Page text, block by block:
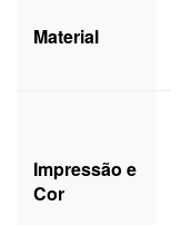
Material
Impressão e
Cor